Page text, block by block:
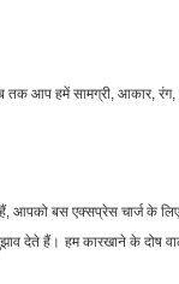
तक आप हमें सामग्री, आकार, रंग,
बस एक्सप्रेस चार्ज के लिए
देते हैं। हम कारखाने के दोष